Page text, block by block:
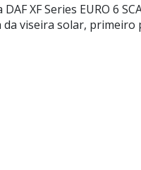
XF Series EURO 6
viseira solar,